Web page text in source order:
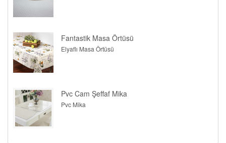
Fantastik Masa Örtüsü
Elyaflı Masa Örtüsü
Pvc Cam Şeffaf Mika
Pvc Mika